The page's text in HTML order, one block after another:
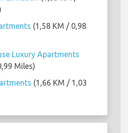
(1,58 KM / 0,98
Luxury Apartments
Miles)
(1,66 KM / 1,03